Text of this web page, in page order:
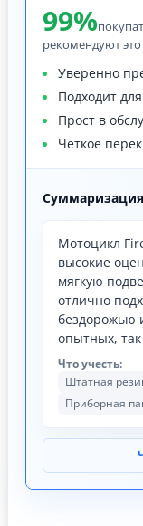
99%
рекомендуют
Уверенно
Подходит
Прост в
Четкое
Мотоцикл
высокие
мягкую
отлично
бездорожью
опытных,
Что учесть:
Штатная
Приборная